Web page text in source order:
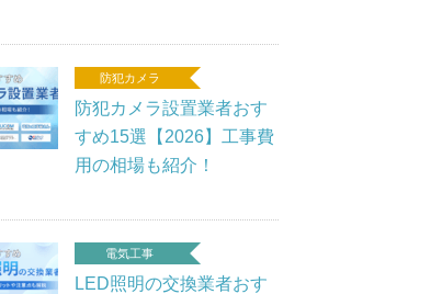
防犯カメラ
防犯カメラ設置業者おす
すめ15選【2026】工事費
用の相場も紹介！
電気工事
LED照明の交換業者おす